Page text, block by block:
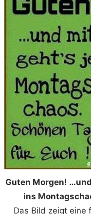
Guten Morgen!
ins
Das Bild zeigt eine